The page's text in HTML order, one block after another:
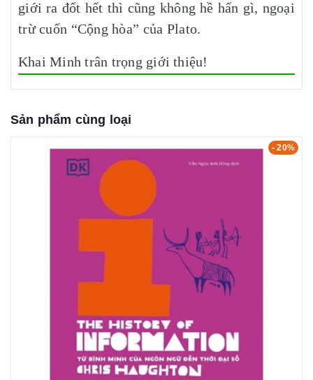
giới ra đốt hết thì cũng không hề hấn gì, ngoại
trừ cuốn “Cộng hòa” của Plato.
Khai Minh trân trọng giới thiệu!
Sản phẩm cùng loại
- 20%